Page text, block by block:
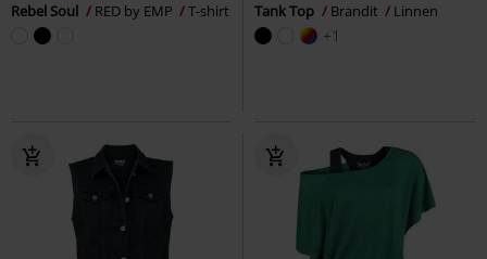
Rebel Soul RED by EMP T-shirt Tank Top Brandit Linnen
+1